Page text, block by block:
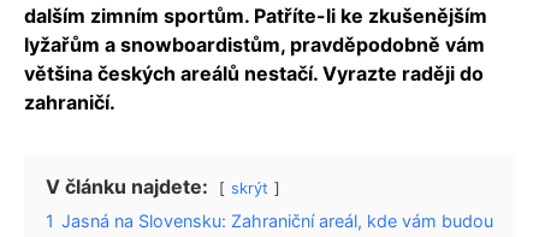
dalším zimním sportům. Patříte-li ke zkušenějším
lyžařům a snowboardistům, pravděpodobně vám
většina českých areálů nestačí. Vyrazte raději do
zahraničí.
V článku najdete: skrýt
1 Jasná na Slovensku: Zahraniční areál, kde vám budou